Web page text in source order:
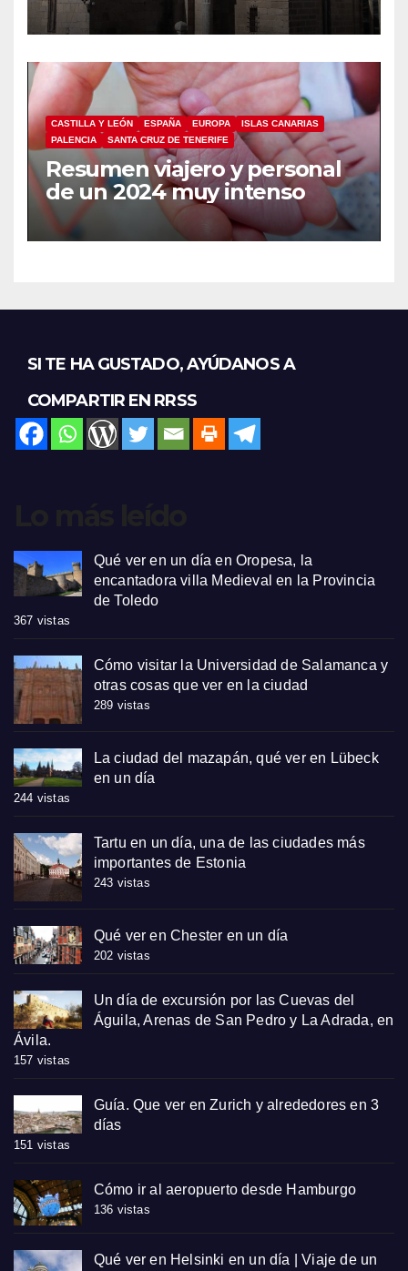
CASTILLA Y LEÓN ESPAÑA EUROPA
ISLAS CANARIAS
PALENCIA
SANTA CRUZ DE TENERIFE
Resumen viajero y personal
de un 2024 muy intenso
SI TE HA GUSTADO, AYÚDANOS A
COMPARTIR EN RRSS
Qué ver en un día en Oropesa, la
encantadora villa Medieval en la Provincia
de Toledo
367 vistas
Cómo visitar la Universidad de Salamanca y
otras cosas que ver en la ciudad
289 vistas
La ciudad del mazapán, qué ver en Lübeck
en un día
244 vistas
Tartu en un día, una de las ciudades más
importantes de Estonia
243 vistas
Qué ver en Chester en un día
202 vistas
Un día de excursión por las Cuevas del
Águila, Arenas de San Pedro y La Adrada, en
Ávila.
157 vistas
Guía. Que ver en Zurich y alrededores en 3
días
151 vistas
Cómo ir al aeropuerto desde Hamburgo
136 vistas
Qué ver en Helsinki en un día | Viaje de un